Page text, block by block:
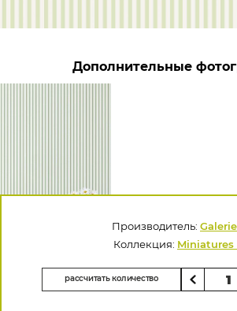
Дополнительные
Производитель: Galerie
Коллекция: Miniatures
рассчитать количество